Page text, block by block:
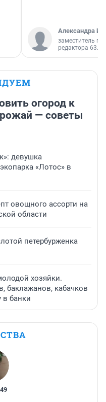
Александра
заместитель
редактора 63.RU
огород к
— советы
девушка
«Лотос» в
овощного ассорти на
области
петербурженка
хозяйки.
баклажанов, кабачков
в банки
49